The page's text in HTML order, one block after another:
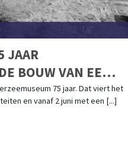
JAAR
BOUW VAN EEN
75 jaar. Dat viert het
en vanaf 2 juni met een [...]